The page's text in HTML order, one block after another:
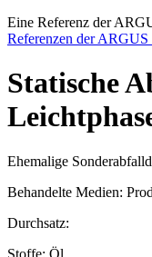
Eine Referenz der
Referenzen der
Statische
Ehemalige
Behandelte Medien:
Durchsatz:
Stoffe: Öl